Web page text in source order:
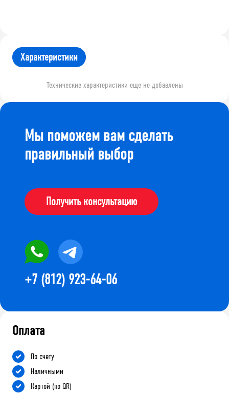
Характеристики
Технические характеристики еще не добавлены
Мы поможем вам сделать
правильный выбор
Получить консультацию
+7 (812) 923-64-06
Оплата
По счету
Наличными
Картой (по QR)